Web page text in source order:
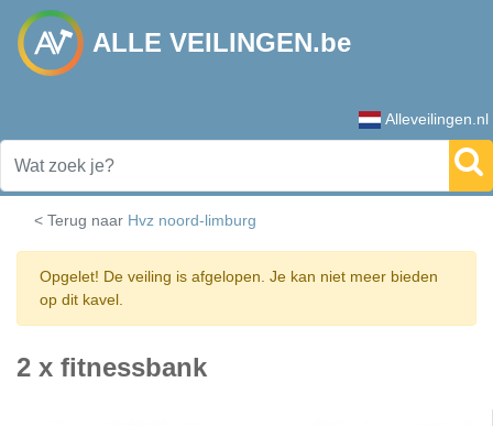
ALLE VEILINGEN.be
Alleveilingen.nl
< Terug naar Hvz noord-limburg
Opgelet! De veiling is afgelopen. Je kan niet meer bieden
op dit kavel.
2 x fitnessbank